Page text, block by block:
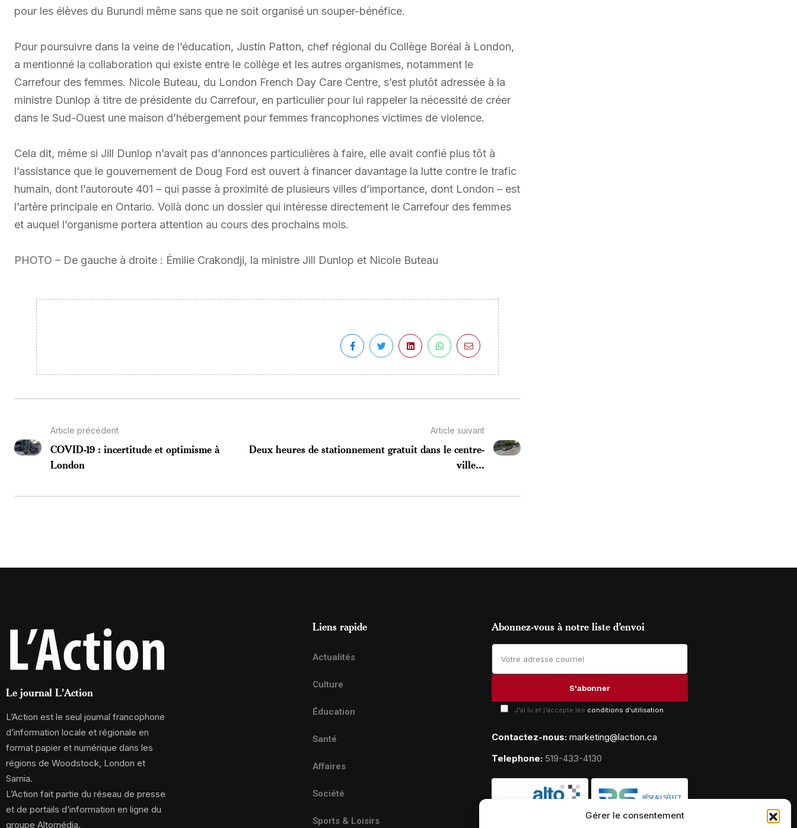
Gérer le consentement
pour les élèves du Burundi même sans que ne soit organisé un souper-bénéfice.
Pour poursuivre dans la veine de l’éducation, Justin Patton, chef régional du Collège Boréal à London,
a mentionné la collaboration qui existe entre le collège et les autres organismes, notamment le
Carrefour des femmes. Nicole Buteau, du London French Day Care Centre, s’est plutôt adressée à la
ministre Dunlop à titre de présidente du Carrefour, en particulier pour lui rappeler la nécessité de créer
dans le Sud-Ouest une maison d’hébergement pour femmes francophones victimes de violence.
Cela dit, même si Jill Dunlop n’avait pas d’annonces particulières à faire, elle avait confié plus tôt à
l’assistance que le gouvernement de Doug Ford est ouvert à financer davantage la lutte contre le trafic
humain, dont l’autoroute 401 – qui passe à proximité de plusieurs villes d’importance, dont London – est
l’artère principale en Ontario. Voilà donc un dossier qui intéresse directement le Carrefour des femmes
et auquel l’organisme portera attention au cours des prochains mois.
PHOTO – De gauche à droite : Émilie Crakondji, la ministre Jill Dunlop et Nicole Buteau
Article précédent
COVID-19 : incertitude et optimisme à
London
Article suivant
Deux heures de stationnement gratuit dans le centre-
ville...
Le journal L'Action
L’Action est le seul journal francophone
d’information locale et régionale en
format papier et numérique dans les
régions de Woodstock, London et
Sarnia.
L’Action fait partie du réseau de presse
et de portails d’information en ligne du
groupe Altomédia.
Liens rapide
Actualités
Culture
Éducation
Santé
Affaires
Société
Sports & Loisirs
Abonnez-vous à notre liste d’envoi
J'ai lu et j'accepte les conditions d'utilisation
Contactez-nous: marketing@laction.ca
Telephone: 519-433-4130